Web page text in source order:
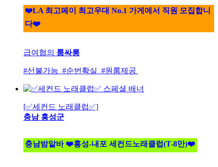
❤️LA 최고페이 최고우대 No.1 가게에서 직원 모집합니
다❤️
급여협의 룸싸롱
#선불가능 #순번확실 #원룸제공
[✅세컨드 노래클럽✅]
충남 홍성군
충남밤알바 ❤️홍성-내포 세컨드노래클럽(T-8만)❤️